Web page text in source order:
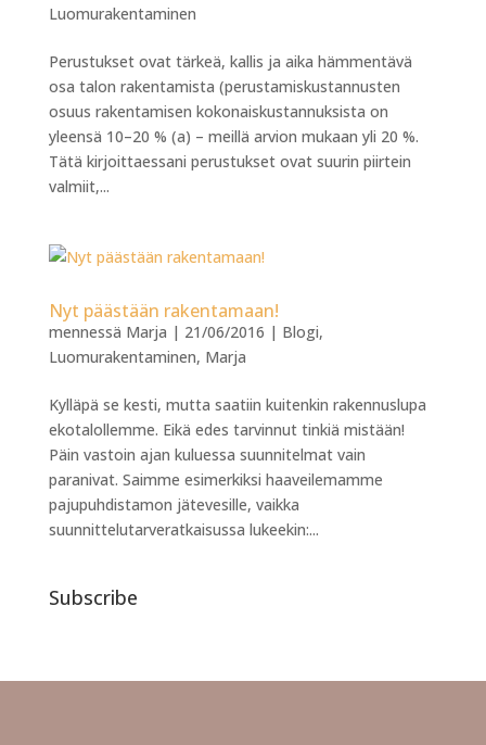
Luomurakentaminen
Perustukset ovat tärkeä, kallis ja aika hämmentävä
osa talon rakentamista (perustamiskustannusten
osuus rakentamisen kokonaiskustannuksista on
yleensä 10–20 % (a) – meillä arvion mukaan yli 20 %.
Tätä kirjoittaessani perustukset ovat suurin piirtein
valmiit,...
Nyt päästään rakentamaan!
mennessä Marja | 21/06/2016 | Blogi,
Luomurakentaminen, Marja
Kylläpä se kesti, mutta saatiin kuitenkin rakennuslupa
ekotalollemme. Eikä edes tarvinnut tinkiä mistään!
Päin vastoin ajan kuluessa suunnitelmat vain
paranivat. Saimme esimerkiksi haaveilemamme
pajupuhdistamon jätevesille, vaikka
suunnittelutarveratkaisussa lukeekin:...
Subscribe